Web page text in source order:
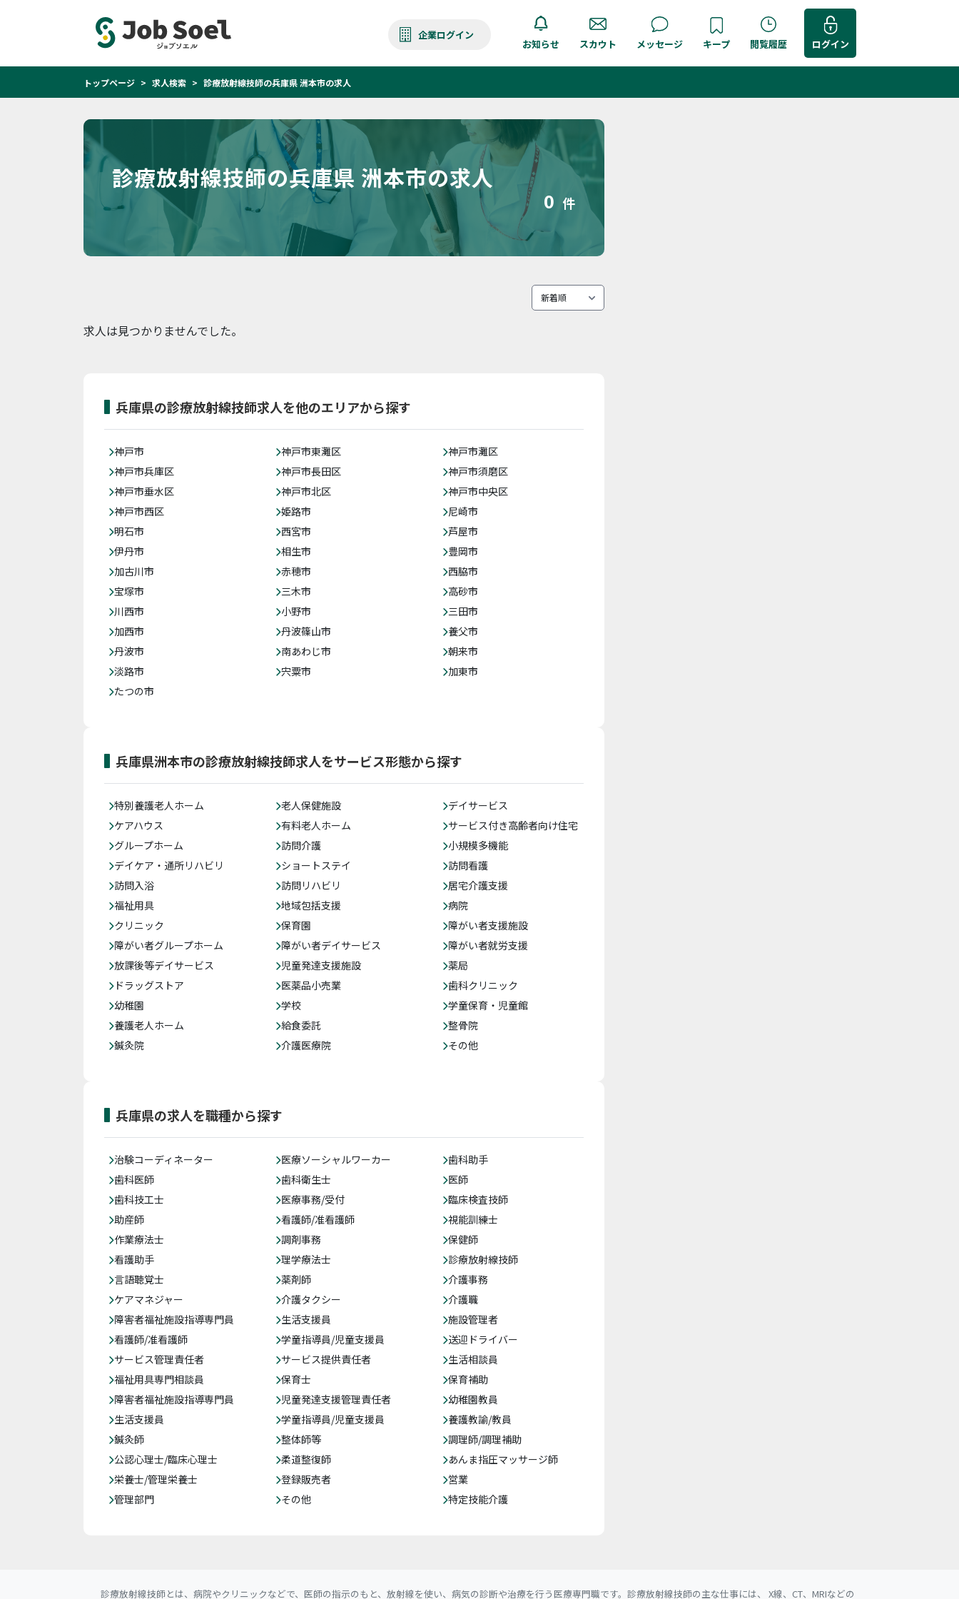
企業ログイン
お知らせ スカウト メッセージ キープ 閲覧履歴 ログイン
トップページ 求人検索 診療放射線技師の兵庫県 洲本市の求人
診療放射線技師の兵庫県 洲本市の求人
0 件
求人は見つかりませんでした。
兵庫県の診療放射線技師求人を他のエリアから探す
神戸市 神戸市東灘区
神戸市灘区
神戸市兵庫区
神戸市長田区
神戸市須磨区
神戸市垂水区
神戸市北区
神戸市中央区
神戸市西区
姫路市
尼崎市
明石市
西宮市
芦屋市
伊丹市
相生市
豊岡市
加古川市
赤穂市
西脇市
宝塚市
三木市
高砂市
川西市
小野市
三田市
加西市
丹波篠山市
養父市
丹波市
南あわじ市
朝来市
淡路市
宍粟市
加東市
たつの市
兵庫県洲本市の診療放射線技師求人をサービス形態から探す
特別養護老人ホーム 老人保健施設
デイサービス
ケアハウス
有料老人ホーム
サービス付き高齢者向け住宅
グループホーム
訪問介護
小規模多機能
デイケア・通所リハビリ
ショートステイ
訪問看護
訪問入浴
訪問リハビリ
居宅介護支援
福祉用具
地域包括支援
病院
クリニック
保育園
障がい者支援施設
障がい者グループホーム
障がい者デイサービス
障がい者就労支援
放課後等デイサービス
児童発達支援施設
薬局
ドラッグストア
医薬品小売業
歯科クリニック
幼稚園
学校
学童保育・児童館
養護老人ホーム
給食委託
整骨院
鍼灸院
介護医療院 その他
兵庫県の求人を職種から探す
治験コーディネーター 医療ソーシャルワーカー
歯科助手
歯科医師
歯科衛生士
医師
歯科技工士
医療事務/受付
臨床検査技師
助産師
看護師/准看護師
視能訓練士
作業療法士
調剤事務
保健師
看護助手
理学療法士
診療放射線技師
言語聴覚士
薬剤師
介護事務
ケアマネジャー
介護タクシー
介護職
障害者福祉施設指導専門員
生活支援員
施設管理者
看護師/准看護師
学童指導員/児童支援員
送迎ドライバー
サービス管理責任者
サービス提供責任者
生活相談員
福祉用具専門相談員
保育士
保育補助
障害者福祉施設指導専門員
児童発達支援管理責任者
幼稚園教員
生活支援員
学童指導員/児童支援員
養護教諭/教員
鍼灸師
整体師等
調理師/調理補助
公認心理士/臨床心理士
柔道整復師
あんま指圧マッサージ師
栄養士/管理栄養士
登録販売者
営業
管理部門
その他 特定技能介護
診療放射線技師とは、病院やクリニックなどで、医師の指示のもと、放射線を使い、病気の診断や治療を行う医療専門職です。診療放射線技師の主な仕事には、 X線、CT、MRIなどの